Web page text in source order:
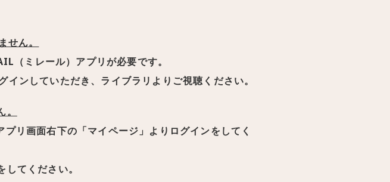
ん。
（ミレール）アプリが必要です。
ンしていただき、ライブラリよりご視聴ください。
リ画面右下の「マイページ」よりログインをしてく
てください。